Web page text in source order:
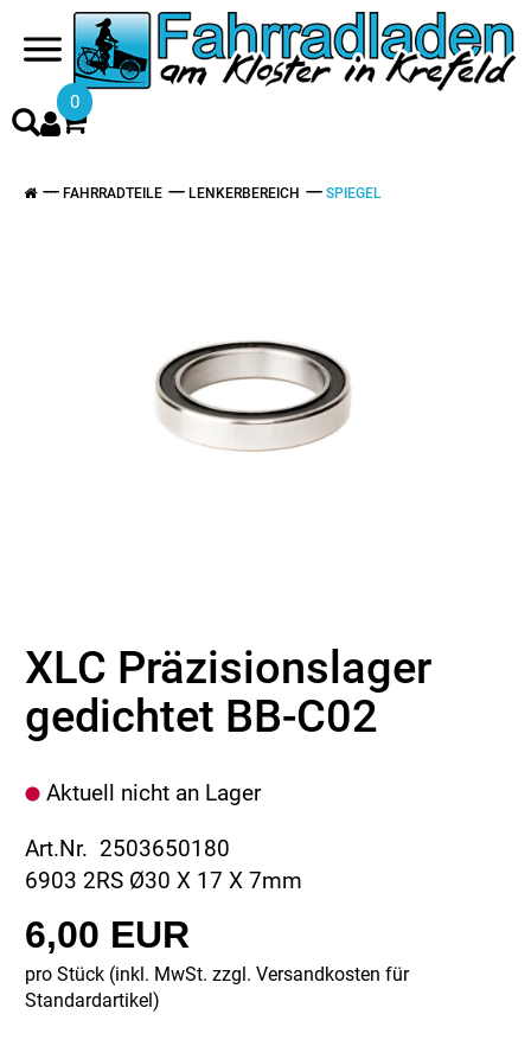
0
FAHRRADTEILE LENKERBEREICH SPIEGEL
XLC Präzisionslager
gedichtet BB-C02
Aktuell nicht an Lager
Art.Nr. 2503650180
6903 2RS Ø30 X 17 X 7mm
6,00 EUR
pro Stück (inkl. MwSt. zzgl. Versandkosten für
Standardartikel)